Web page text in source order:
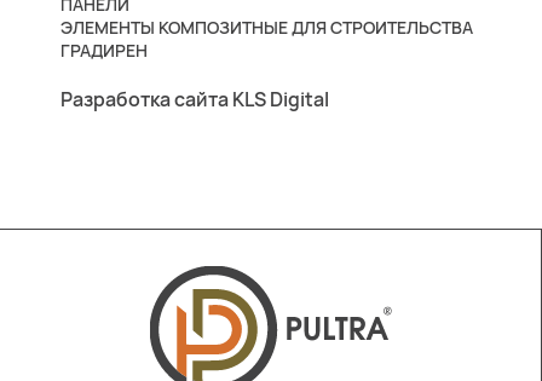
ЭЛЕМЕНТЫ КОМПОЗИТНЫЕ ДЛЯ СТРОИТЕЛЬСТВА
ГРАДИРЕН
Разработка сайта KLS Digital